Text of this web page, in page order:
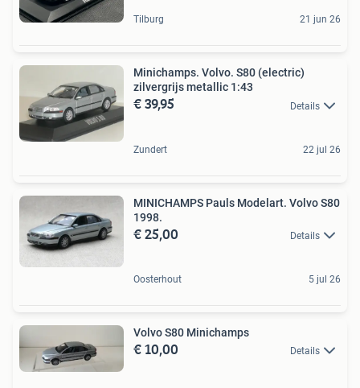
Tilburg 21 jun 26
Minichamps. Volvo. S80 (electric)
zilvergrijs metallic 1:43
€ 39,95 Details
Zundert 22 jul 26
MINICHAMPS Pauls Modelart. Volvo S80
1998.
€ 25,00 Details
Oosterhout 5 jul 26
Volvo S80 Minichamps
€ 10,00 Details